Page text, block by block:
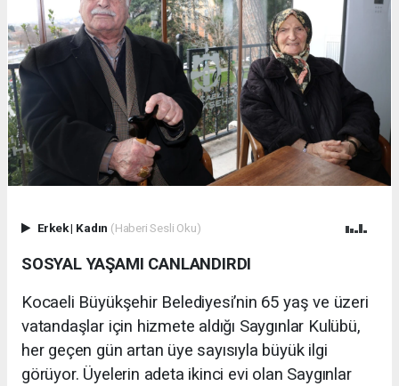
Erkek| Kadın (Haberi Sesli Oku)
SOSYAL YAŞAMI CANLANDIRDI
Kocaeli Büyükşehir Belediyesi’nin 65 yaş ve üzeri
vatandaşlar için hizmete aldığı Saygınlar Kulübü,
her geçen gün artan üye sayısıyla büyük ilgi
görüyor. Üyelerin adeta ikinci evi olan Saygınlar